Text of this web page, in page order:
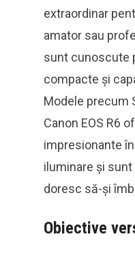
extraordinar
amator sau
sunt cunoscute
compacte și
Modele precum
Canon EOS R6
impresionante
iluminare și
doresc să-și
Obiective